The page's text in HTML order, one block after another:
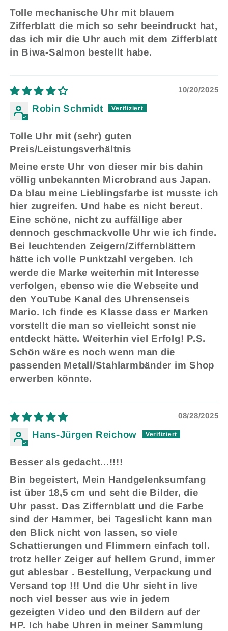
Tolle mechanische Uhr mit blauem
Zifferblatt die mich so sehr beeindruckt hat,
das ich mir die Uhr auch mit dem Zifferblatt
in Biwa-Salmon bestellt habe.
10/20/2025
Robin Schmidt
Tolle Uhr mit (sehr) guten
Preis/Leistungsverhältnis
Meine erste Uhr von dieser mir bis dahin
völlig unbekannten Microbrand aus Japan.
Da blau meine Lieblingsfarbe ist musste ich
hier zugreifen. Und habe es nicht bereut.
Eine schöne, nicht zu auffällige aber
dennoch geschmackvolle Uhr wie ich finde.
Bei leuchtenden Zeigern/Ziffernblättern
hätte ich volle Punktzahl vergeben. Ich
werde die Marke weiterhin mit Interesse
verfolgen, ebenso wie die Webseite und
den YouTube Kanal des Uhrensenseis
Mario. Ich finde es Klasse dass er Marken
vorstellt die man so vielleicht sonst nie
entdeckt hätte. Weiterhin viel Erfolg! P.S.
Schön wäre es noch wenn man die
passenden Metall/Stahlarmbänder im Shop
erwerben könnte.
08/28/2025
Hans-Jürgen Reichow
Besser als gedacht...!!!!
Bin begeistert, Mein Handgelenksumfang
ist über 18,5 cm und seht die Bilder, die
Uhr passt. Das Ziffernblatt und die Farbe
sind der Hammer, bei Tageslicht kann man
den Blick nicht von lassen, so viele
Schattierungen und Flimmern einfach toll.
trotz heller Zeiger auf hellem Grund, immer
gut ablesbar . Bestellung, Verpackung und
Versand top !!! Und die Uhr sieht in live
noch viel besser aus wie in jedem
gezeigten Video und den Bildern auf der
HP. Ich habe Uhren in meiner Sammlung